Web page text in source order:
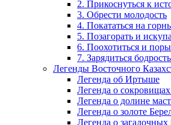
2. Прикоснуться к
3. Обрести молодость
4. Покататься на
5. Позагорать и
6. Поохотиться и
7. Зарядиться
Легенды Восточного
Легенда об Иртыше
Легенда о
Легенда о долине
Легенда о золоте
Легенда о